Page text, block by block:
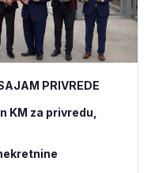
PRIVREDE
KM za privredu,